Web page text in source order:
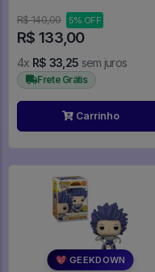
R$ 140,00 5% OFF
R$ 133,00
4x R$ 33,25 sem juros
Frete Grátis
Carrinho
💖 GEEKDOWN